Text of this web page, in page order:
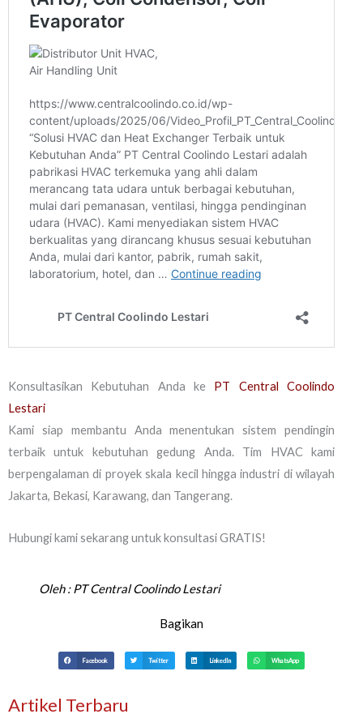
Konsultasikan Kebutuhan Anda ke PT Central Coolindo
Lestari
Kami siap membantu Anda menentukan sistem pendingin
terbaik untuk kebutuhan gedung Anda. Tim HVAC kami
berpengalaman di proyek skala kecil hingga industri di wilayah
Jakarta, Bekasi, Karawang, dan Tangerang.
Hubungi kami sekarang untuk konsultasi GRATIS!
Oleh :PT Central Coolindo Lestari
Bagikan
Facebook Twitter LinkedIn WhatsApp
Artikel Terbaru